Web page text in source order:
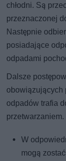
chłodni. Są
przeznaczonej
Następnie
posiadające
odpadami
Dalsze
obowiązujących
odpadów trafia
przetwarzaniem.
W
mogą